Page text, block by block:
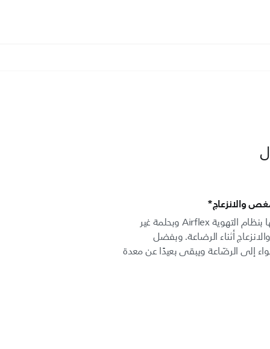
والانزعاج*
تتميّز رضّاعات Classic+‎ التي نقدّمها بنظام التهوية Airflex وبحلمة غير
أثناء الرضاعة. وبفضل
إلى الرضّاعة ويبقى بعيدًا عن معدة